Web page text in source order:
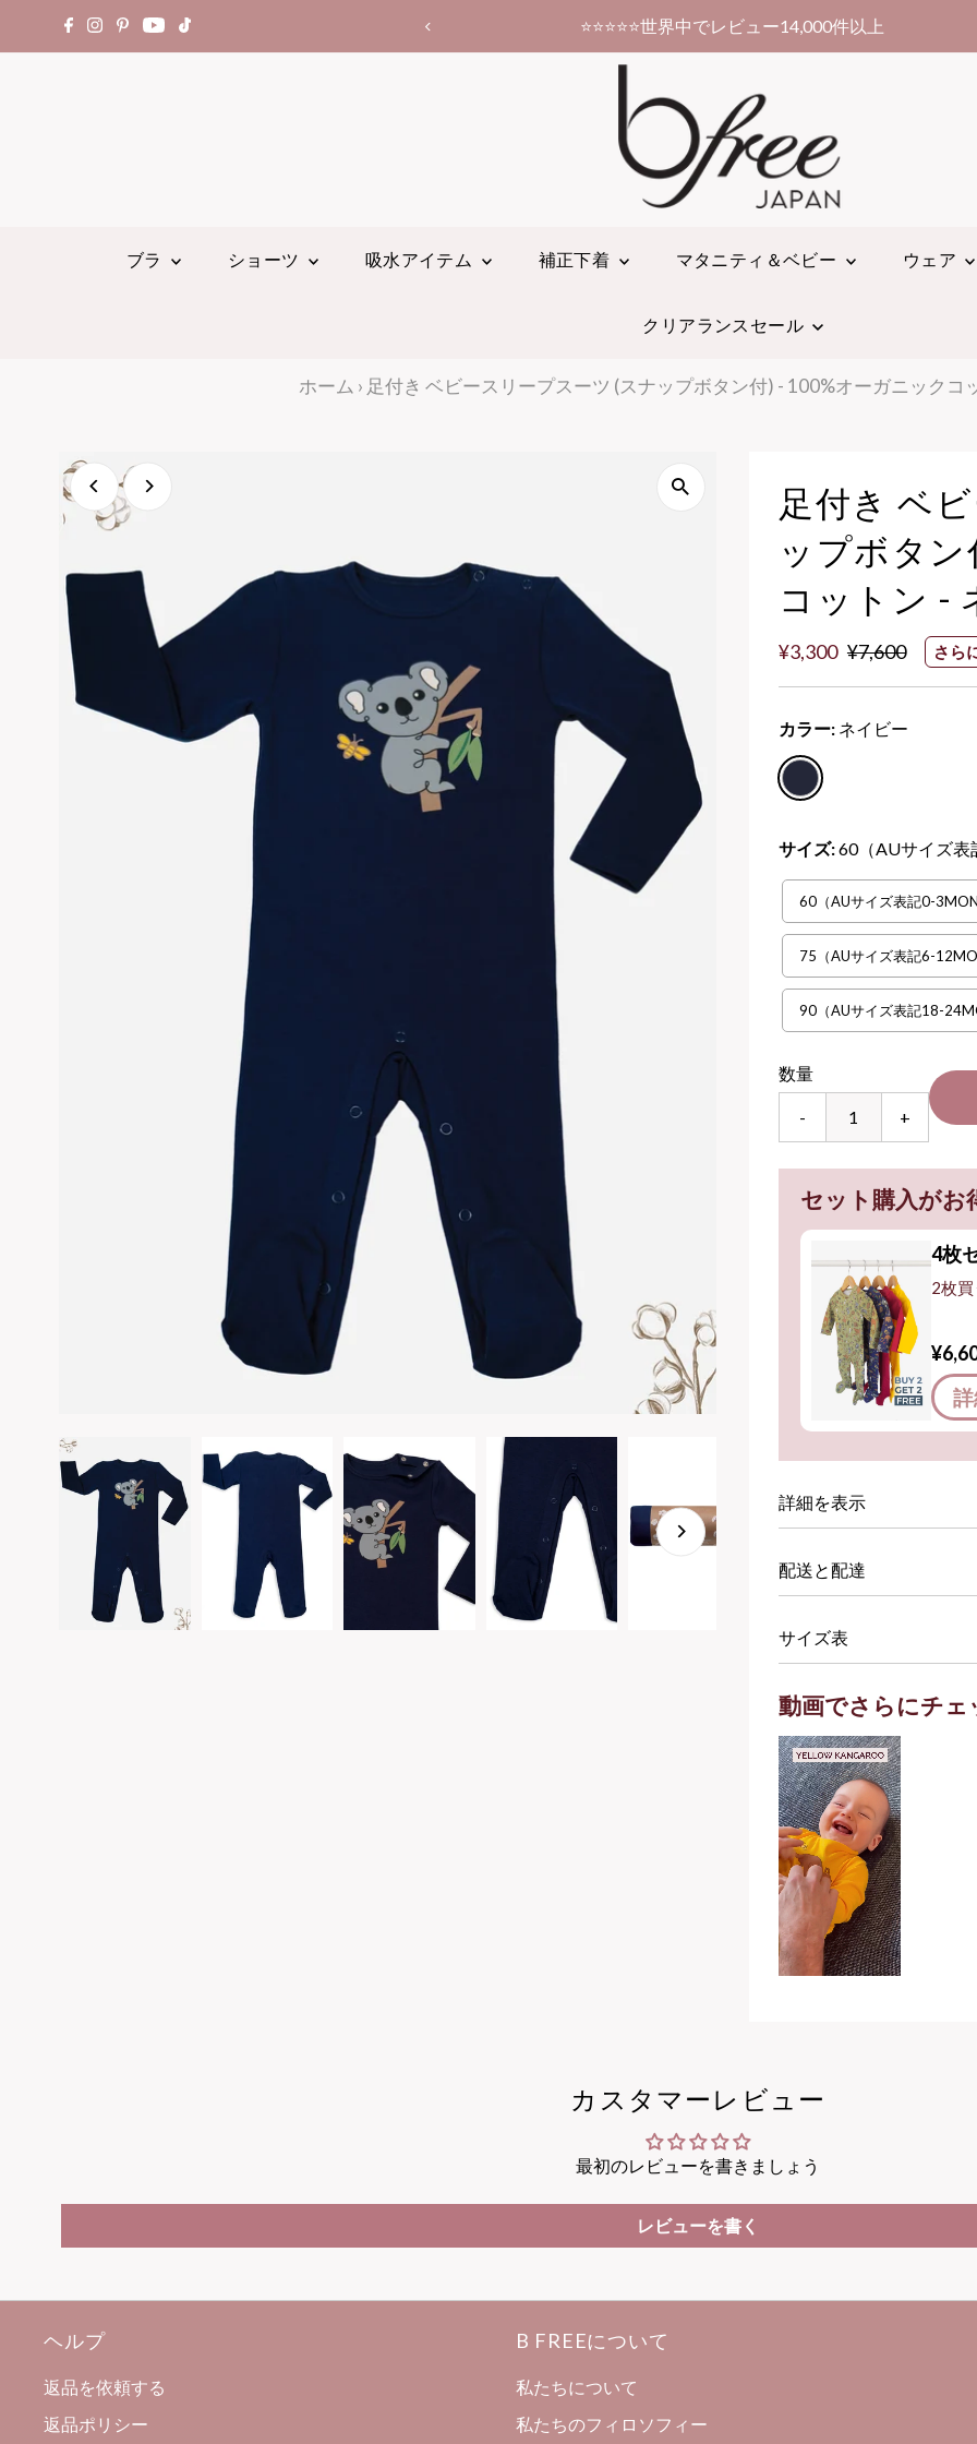
10,000円以上お買い上げで送料無料！
世界中でレビュー14,000件以上
ブラ ショーツ 吸水アイテム 補正下着 マタニティ＆ベビー ウェア
クリアランスセール
ホーム › 足付き ベビースリープスーツ (スナップボタン付) - 100%オーガニックコ
足付き ベ
ップボタ
コットン -
セ
価
格
¥3,300 通
格
¥7,600 さら
カラー: ネイビー
サイズ:60（AUサイズ
60（AUサイズ表記0-
75（AUサイズ表記6-
90（AUサイズ表記18-
数量
- +
セット購入がお
4枚
2枚
詳細を表示
配送と配達
サイズ表
動画でさらにチェ
カスタマーレビュー
最初のレビューを書きましょう
レビューを書く
ヘルプ
返品を依頼する
返品ポリシー
B FREEについて
私たちについて
私たちのフィロソフィー